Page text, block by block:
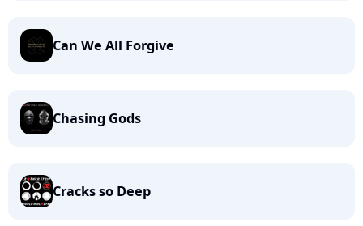
Can We All Forgive
Chasing Gods
Cracks so Deep